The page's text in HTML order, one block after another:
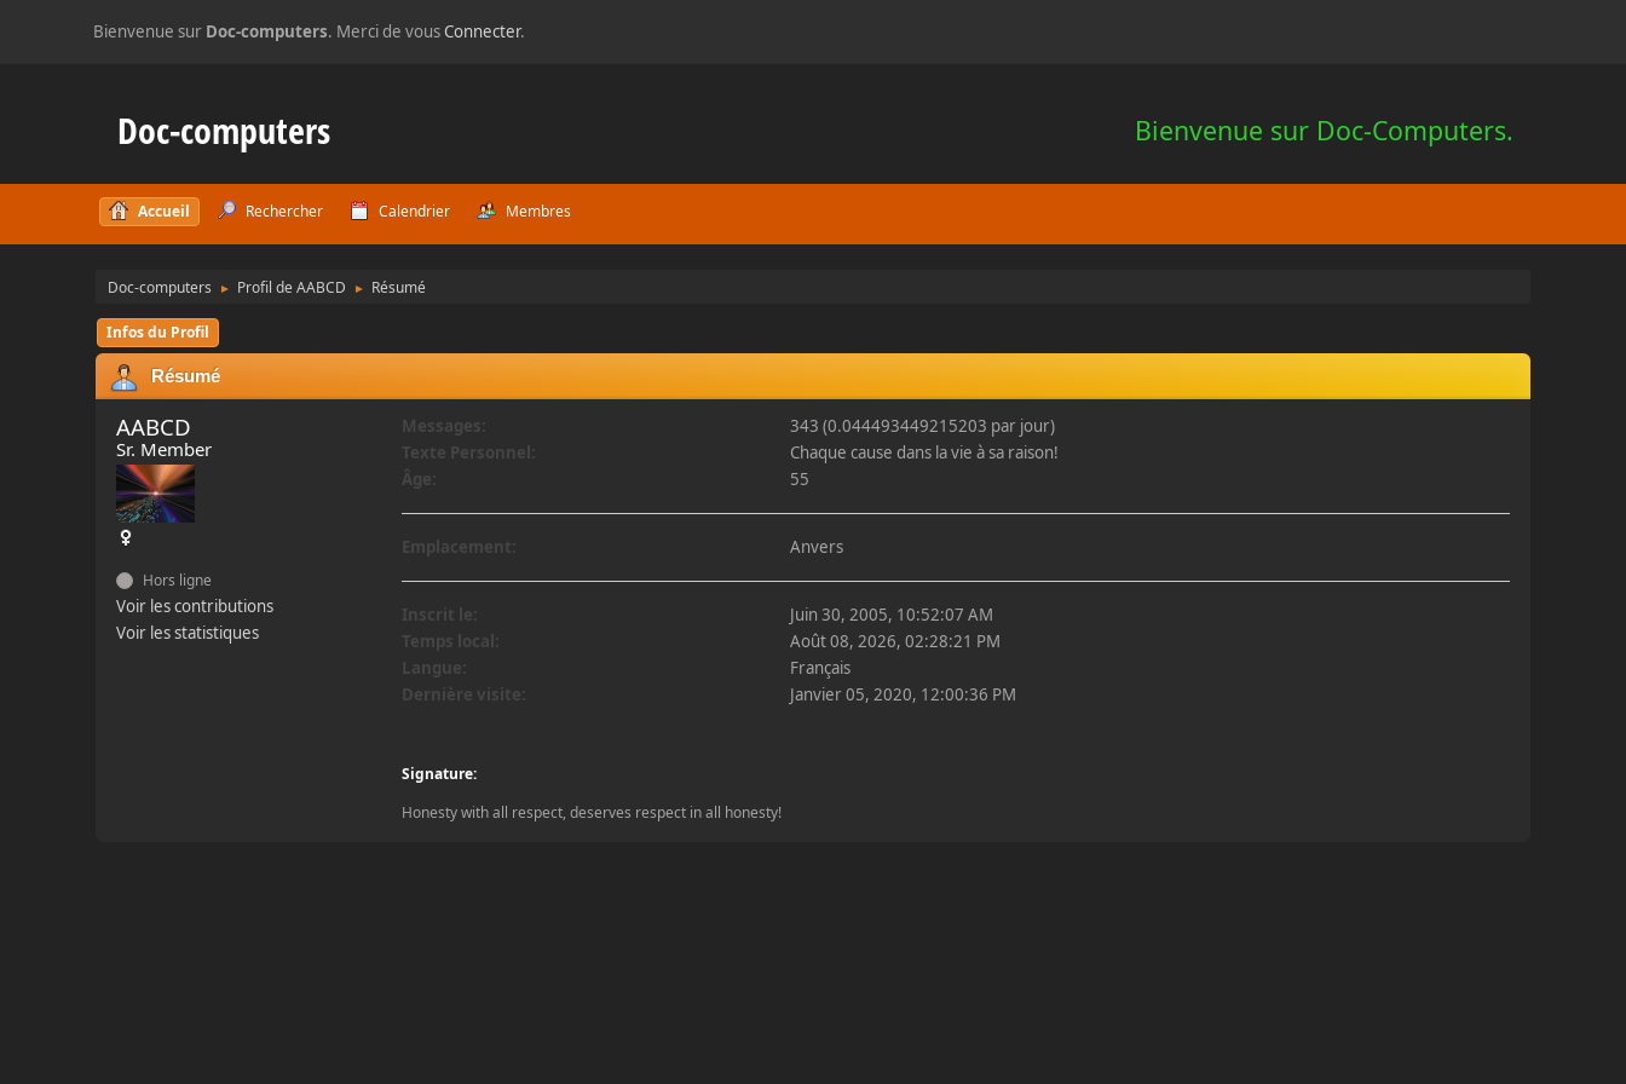
Bienvenue sur Doc-computers. Merci de vousConnecter.
Bienvenue sur Doc-Computers.
Doc-computers
Accueil Rechercher Calendrier Membres
Doc-computers ► Profil de AABCD ► Résumé
Infos du Profil
Résumé
AABCD
Sr. Member
Hors ligne
Voir les contributions
Voir les statistiques
Messages:
343 (0.044493449215203 par jour)
Texte Personnel:
Chaque cause dans la vie à sa raison!
Âge:
55
Emplacement: Anvers
Inscrit le:
Juin 30, 2005, 10:52:07 AM
Temps local:
Août 08, 2026, 02:28:21 PM
Langue:
Français
Dernière visite:
Janvier 05, 2020, 12:00:36 PM
Signature:
Honesty with all respect, deserves respect in all honesty!